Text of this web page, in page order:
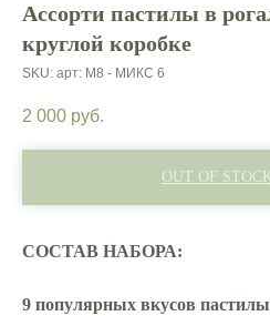
Ассорти пастилы в
круглой коробке
SKU: арт: М8 - МИКС 6
2 000 руб.
OUT OF
СОСТАВ НАБОРА:
9 популярных вкусов